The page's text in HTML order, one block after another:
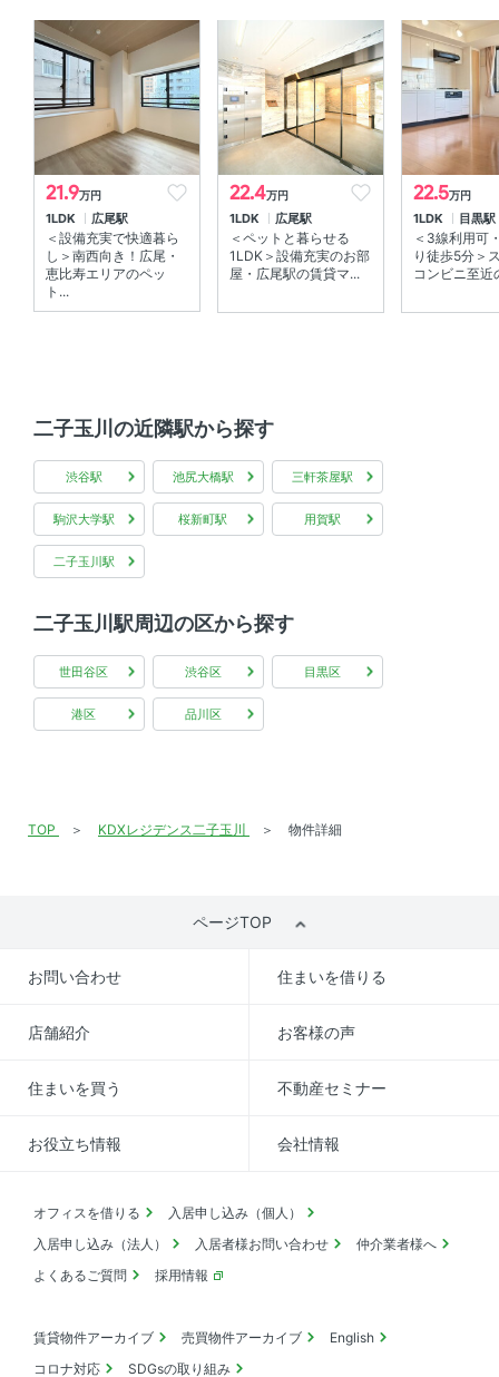
オートロック 、 ＴＶモニタ付きインターホン
室内設備
エアコン 、 室内洗濯機置場
部屋の特徴
バルコニー 、 ウォークインクローゼット 、 角部屋 、 南
向き
共用部
21.9万円
1LDK 広尾駅
＜設備充実で快適暮ら
し＞南西向き！広尾・
恵比寿エリアのペッ
ト...
22.4万円
1LDK 広尾駅
＜ペットと暮らせる
1LDK＞設備充実のお部
屋・広尾駅の賃貸マ...
22.5万円
1LDK 目黒駅
＜3線利用可
り徒歩5分＞
コンビニ至近
二子玉川の近隣駅から探す
渋谷駅 池尻大橋駅 三軒茶屋駅
駒沢大学駅 桜新町駅 用賀駅
二子玉川駅
二子玉川駅周辺の区から探す
世田谷区 渋谷区 目黒区
港区 品川区
TOP KDXレジデンス二子玉川 物件詳細
ページTOP
お問い合わせ 住まいを借りる
店舗紹介 お客様の声
住まいを買う 不動産セミナー
お役立ち情報 会社情報
オフィスを借りる
入居申し込み（個人）
入居申し込み（法人）
入居者様お問い合わせ
仲介業者様へ
よくあるご質問
採用情報
賃貸物件アーカイブ 売買物件アーカイブ
English
コロナ対応
SDGsの取り組み